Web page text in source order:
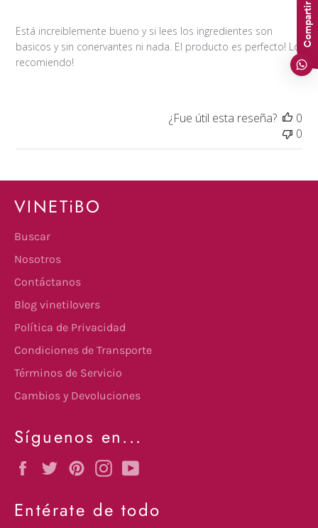
Está increiblemente bueno y si lees los ingredientes son
basicos y sin conervantes ni nada. El producto es perfecto! Lo
recomiendo!
¿Fue útil esta reseña?
0
0
VINETiBO
Buscar
Nosotros
Contáctanos
Blog vinetilovers
Política de Privacidad
Condiciones de Transporte
Términos de Servicio
Cambios y Devoluciones
Síguenos en...
FacebookTwitterPinterestInstagram
Entérate de todo
Compartir